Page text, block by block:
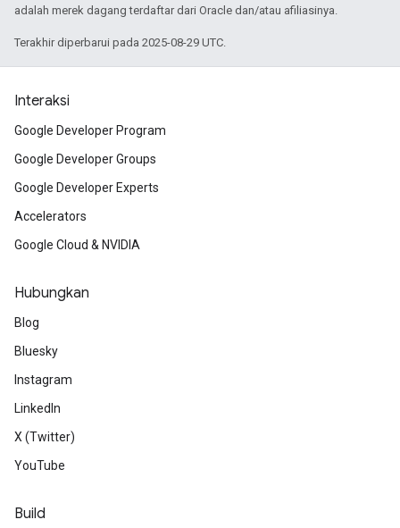
adalah merek dagang terdaftar dari Oracle dan/atau afiliasinya.
Terakhir diperbarui pada 2025-08-29 UTC.
Interaksi
Google Developer Program
Google Developer Groups
Google Developer Experts
Accelerators
Google Cloud & NVIDIA
Hubungkan
Blog
Bluesky
Instagram
LinkedIn
X (Twitter)
YouTube
Build